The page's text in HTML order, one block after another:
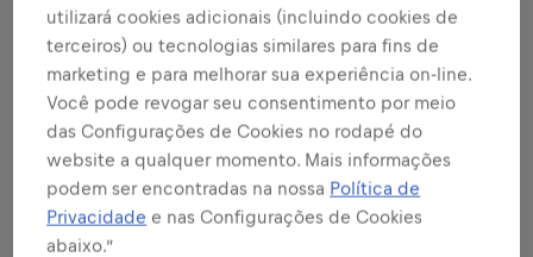
SEJA UM EMBAIXADOR DA MARCA E
PRODUTO
SEJA UM ESPECIALISTA EM VENDAS
utilizará cookies adicionais (incluindo cookies de
terceiros) ou tecnologias similares para fins de
marketing e para melhorar sua experiência on-line.
Você pode revogar seu consentimento por meio
das Configurações de Cookies no rodapé do
website a qualquer momento. Mais informações
podem ser encontradas na nossa Política de
Privacidade e nas Configurações de Cookies
abaixo.”